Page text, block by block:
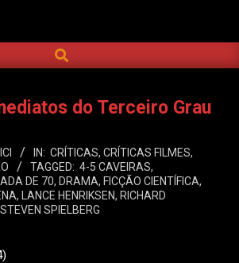
SEARCH
do Terceiro Grau
IN: CRÍTICAS, CRÍTICAS FILMES,
TAGGED: 4-5 CAVEIRAS,
DE 70, DRAMA, FICÇÃO CIENTÍFICA,
, LANCE HENRIKSEN, RICHARD
STEVEN SPIELBERG
)